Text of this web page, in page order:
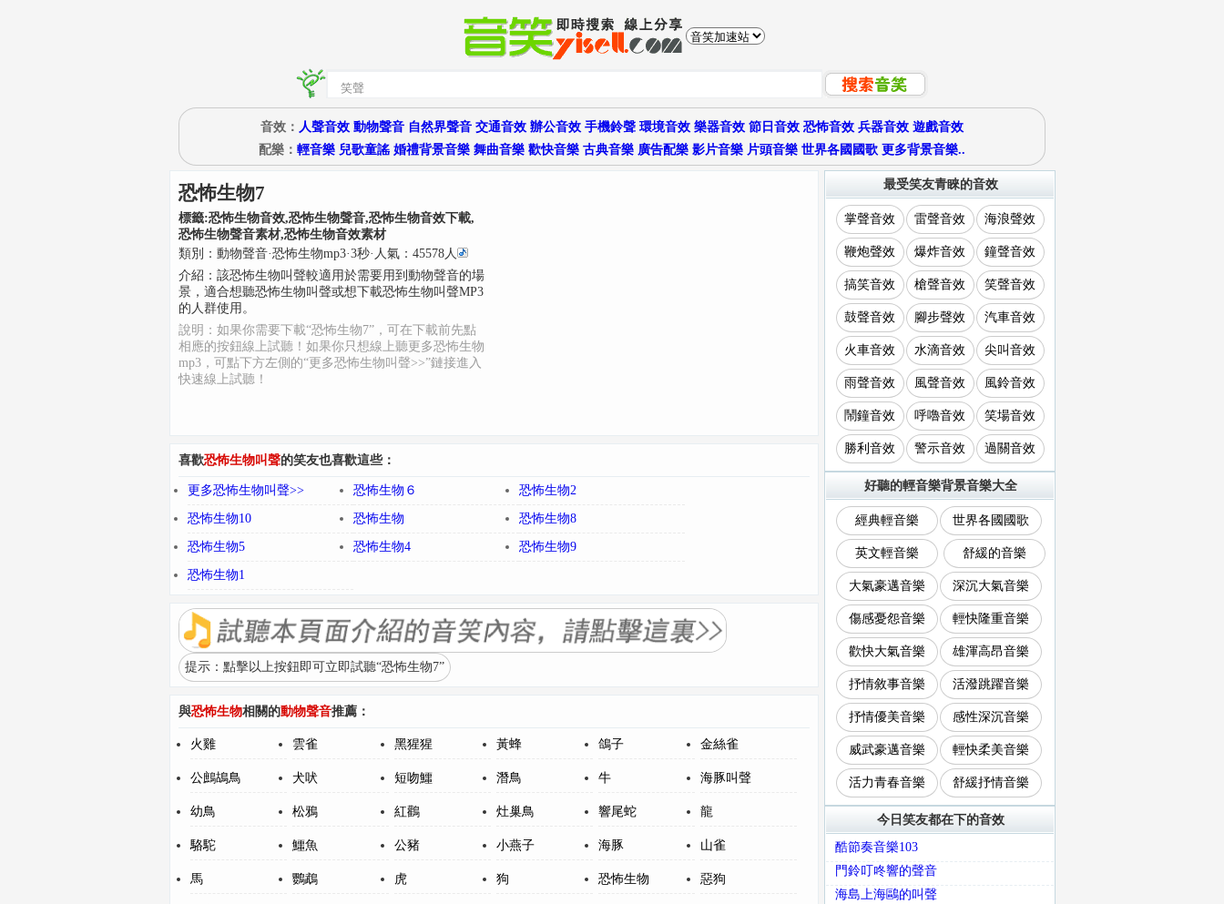
音效： 人聲音效 動物聲音 自然界聲音 交通音效 辦公音效 手機鈴聲 環境音效 樂器音效 節日音效 恐怖音效 兵器音效 遊戲音效
配樂： 輕音樂 兒歌童謠 婚禮背景音樂 舞曲音樂 歡快音樂 古典音樂 廣告配樂 影片音樂 片頭音樂 世界各國國歌 更多背景音樂..
恐怖生物7
標籤:恐怖生物音效,恐怖生物聲音,恐怖生物音效下載,
恐怖生物聲音素材,恐怖生物音效素材
類別： 動物聲音·恐怖生物mp3·3秒·人氣：45578人
介紹： 該恐怖生物叫聲較適用於需要用到動物聲音的場
景，適合想聽恐怖生物叫聲或想下載恐怖生物叫聲MP3
的人群使用。
說明：如果你需要下載“恐怖生物7”，可在下載前先點
相應的按鈕線上試聽！如果你只想線上聽更多恐怖生物
mp3，可點下方左側的“更多恐怖生物叫聲>>”鏈接進入
快速線上試聽！
喜歡恐怖生物叫聲的笑友也喜歡這些：
更多恐怖生物叫聲>> 恐怖生物６ 恐怖生物2
恐怖生物10 恐怖生物 恐怖生物8
恐怖生物5 恐怖生物4 恐怖生物9
恐怖生物1
提示：點擊以上按鈕即可立即試聽“恐怖生物7”
與恐怖生物相關的動物聲音推薦：
火雞 雲雀 黑猩猩 黃蜂 鴿子 金絲雀
公鷓鴣鳥 犬吠 短吻鱷 潛鳥 牛 海豚叫聲
幼鳥 松鴉 紅鸛 灶巢鳥 響尾蛇 龍
駱駝 鱷魚 公豬 小燕子 海豚 山雀
馬 鸚鵡 虎 狗 恐怖生物 惡狗
最受笑友青睞的音效
掌聲音效 雷聲音效 海浪聲效
鞭炮聲效 爆炸音效 鐘聲音效
搞笑音效 槍聲音效 笑聲音效
鼓聲音效 腳步聲效 汽車音效
火車音效 水滴音效 尖叫音效
雨聲音效 風聲音效 風鈴音效
鬧鐘音效 呼嚕音效 笑場音效
勝利音效 警示音效 過關音效
好聽的輕音樂背景音樂大全
經典輕音樂 世界各國國歌
英文輕音樂 舒緩的音樂
大氣豪邁音樂 深沉大氣音樂
傷感憂怨音樂 輕快隆重音樂
歡快大氣音樂 雄渾高昂音樂
抒情敘事音樂 活潑跳躍音樂
抒情優美音樂 感性深沉音樂
威武豪邁音樂 輕快柔美音樂
活力青春音樂 舒緩抒情音樂
今日笑友都在下的音效
酷節奏音樂103
門鈴叮咚響的聲音
海島上海鷗的叫聲